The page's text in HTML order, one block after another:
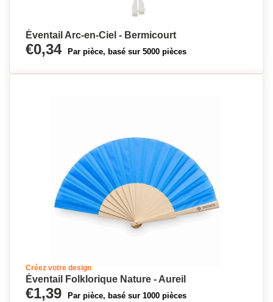
Éventail Arc-en-Ciel - Bermicourt
€0,34 Par pièce, basé sur 5000 pièces
Créez votre design
Éventail Folklorique Nature - Aureil
€1,39 Par pièce, basé sur 1000 pièces